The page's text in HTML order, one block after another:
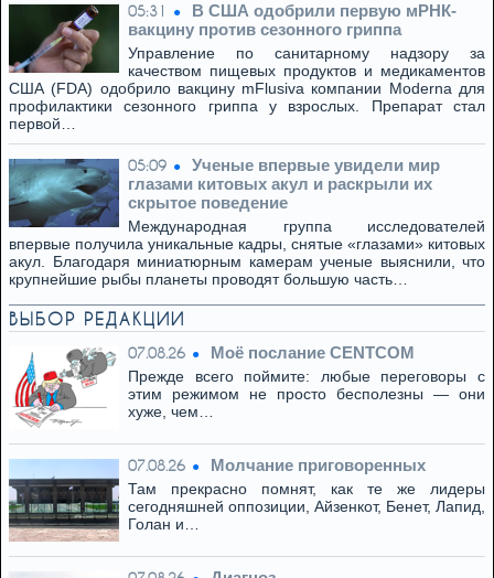
05:31
В США одобрили первую мРНК-
вакцину против сезонного гриппа
Управление по санитарному надзору за
качеством пищевых продуктов и медикаментов
США (FDA) одобрило вакцину mFlusiva компании Moderna для
профилактики сезонного гриппа у взрослых. Препарат стал
первой…
05:09
Ученые впервые увидели мир
глазами китовых акул и раскрыли их
скрытое поведение
Международная группа исследователей
впервые получила уникальные кадры, снятые «глазами» китовых
акул. Благодаря миниатюрным камерам ученые выяснили, что
крупнейшие рыбы планеты проводят большую часть…
ВЫБОР РЕДАКЦИИ
07.08.26 Моё послание CENTCOM
Прежде всего поймите: любые переговоры с
этим режимом не просто бесполезны — они
хуже, чем…
07.08.26 Молчание приговоренных
Там прекрасно помнят, как те же лидеры
сегодняшней оппозиции, Айзенкот, Бенет, Лапид,
Голан и…